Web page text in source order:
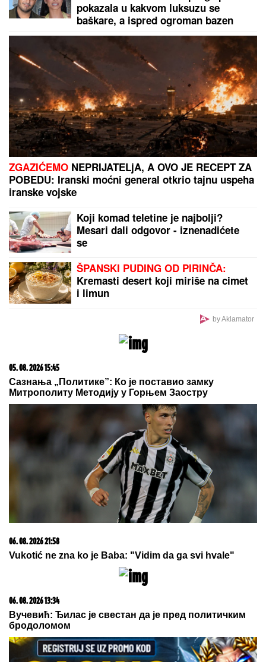
PREVARENA ZA 50.000 EVRA:
Emina Jahović opljačkana u
Istanbulu, verovala devojci, a ova je
posle svega blokirala na mrežama
"IMALI SMO RASPRAVU"
Terza progovorio o
susretu sa Milicom u Crnoj Gori: "Zamera mi što
nisam ostao uz njih, ne treba da budemo Kulići"
(VIDEO)
"ZAPLAČEM KADA MI JE TEŠKO"
Mina Kostić se nakon izlaska iz
"Laze" ne odvaja od Kaspera: On joj
(FOTO) DARKO LAZIĆ I KATARINA
UŽIVAJU U DVORCUSupruga pevača
pokazala u kakvom luksuzu se
baškare, a ispred ogroman bazen
NEPRIJATELjA, A OVO JE RECEPT ZA
POBEDU: Iranski moćni general otkrio tajnu uspeha
Koji komad teletine je najbolji?
se